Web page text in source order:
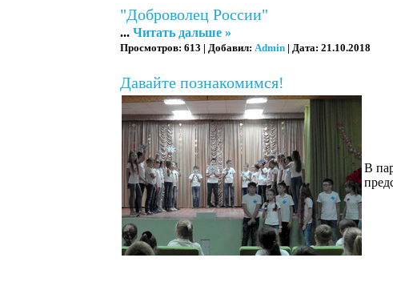
"Доброволец России"
... Читать дальше »
Просмотров: 613 | Добавил: Admin | Дата: 21.10.2018
Давайте познакомимся!
В